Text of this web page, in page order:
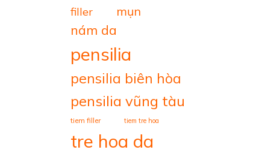
filler mụn
nám da
pensilia
pensilia biên hòa
pensilia vũng tàu
tiem filler tiem tre hoa
tre hoa da